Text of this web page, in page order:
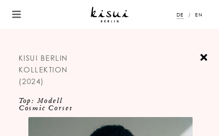
DE EN
KISUI BERLIN
KOLLEKTION
(2024)
Top: Modell
Cosmic Corset